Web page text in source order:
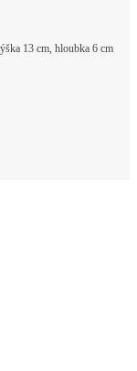
13 cm, hloubka 6 cm